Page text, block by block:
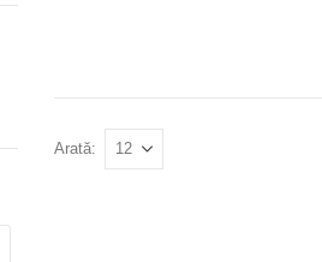
Arată: